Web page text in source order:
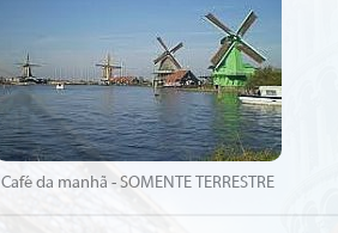
Café da manhã - SOMENTE TERRESTRE